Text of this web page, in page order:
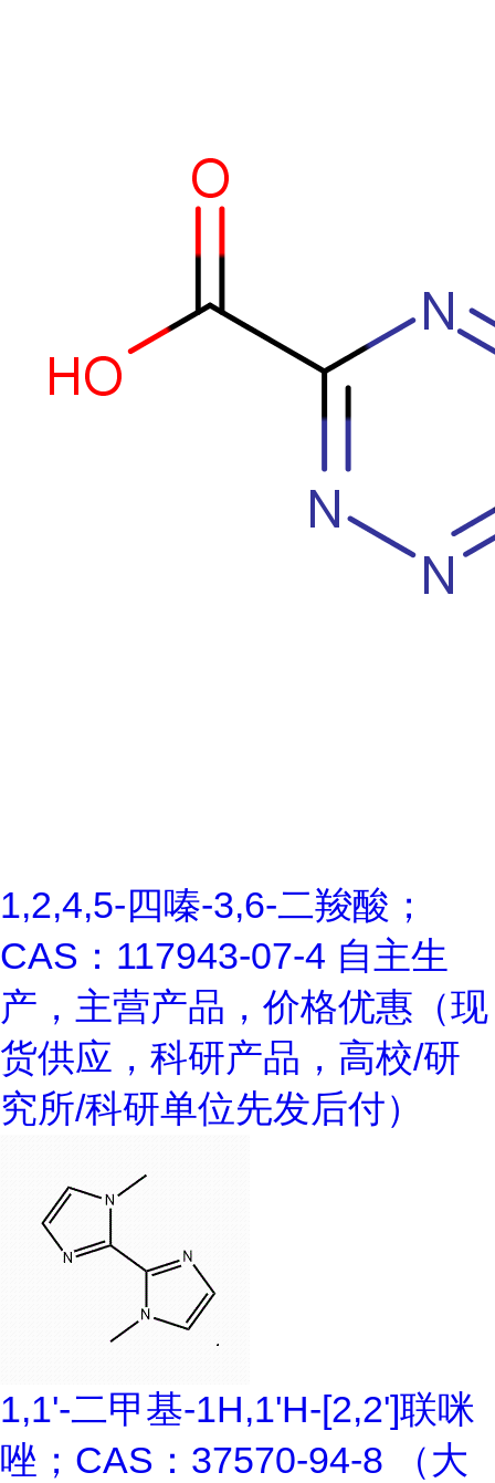
1,2,4,5-四嗪-3,6-二羧酸；
CAS：117943-07-4 自主生
产，主营产品，价格优惠（现
货供应，科研产品，高校/研
究所/科研单位先发后付）
1,1'-二甲基-1H,1'H-[2,2']联咪
唑；CAS：37570-94-8 （大